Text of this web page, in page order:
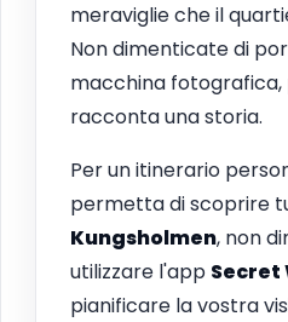
meraviglie che il
Non dimenticate di
macchina fotografica,
racconta una storia.
Per un itinerario
permetta di scoprire
Kungsholmen, non
utilizzare l'app Secret
pianificare la vostra